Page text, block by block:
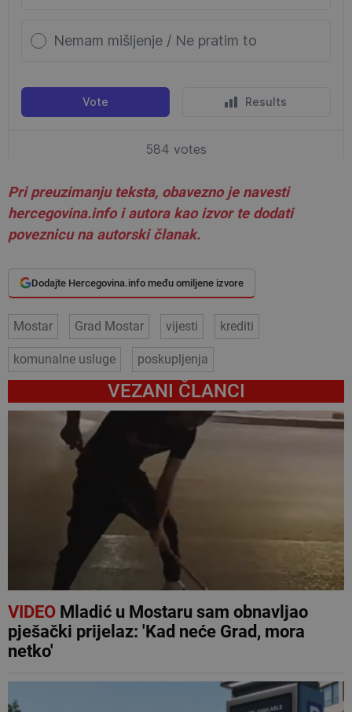
Pri preuzimanju teksta, obavezno je navesti
hercegovina.info i autora kao izvor te dodati
poveznicu na autorski članak.
Dodajte Hercegovina.info među omiljene izvore
Mostar Grad Mostar vijesti krediti
komunalne usluge poskupljenja
VEZANI ČLANCI
VIDEOMladić u Mostaru sam obnavljao
pješački prijelaz: 'Kad neće Grad, mora
netko'